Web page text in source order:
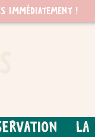
immédiatement !